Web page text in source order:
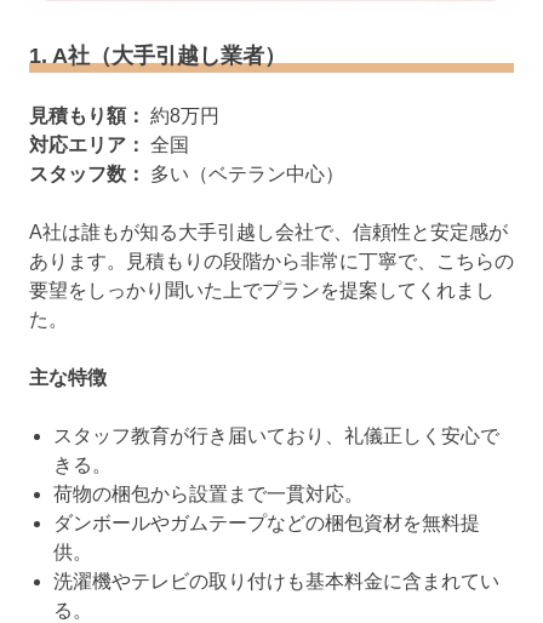
1. A社（大手引越し業者）
見積もり額： 約8万円
対応エリア： 全国
スタッフ数：
多い（ベテラン中心）
A社は誰もが知る大手引越し会社で、信頼性と安定感が
あります。見積もりの段階から非常に丁寧で、こちらの
要望をしっかり聞いた上でプランを提案してくれまし
た。
主な特徴
スタッフ教育が行き届いており、礼儀正しく安心で
きる。
荷物の梱包から設置まで一貫対応。
ダンボールやガムテープなどの梱包資材を無料提
供。
洗濯機やテレビの取り付けも基本料金に含まれてい
る。